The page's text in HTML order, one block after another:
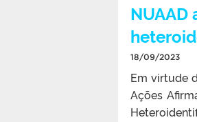
18/09/2023
Em virtude
Ações